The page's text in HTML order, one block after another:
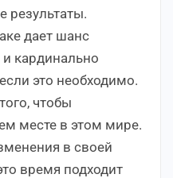
результаты.
дает шанс
и кардинально
это необходимо.
чтобы
месте в этом мире.
в своей
время подходит